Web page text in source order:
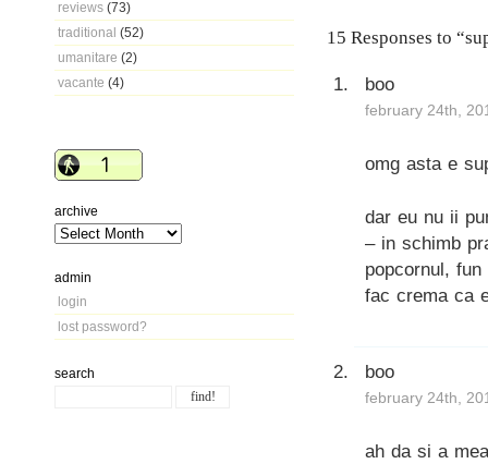
reviews (73)
traditional (52)
umanitare (2)
vacante (4)
archive
admin
login
lost password?
search
15 Responses to
boo
february 24th,
omg asta e
dar eu nu ii
– in schimb
popcornul,
fac crema ca
boo
february 24th,
ah da si a